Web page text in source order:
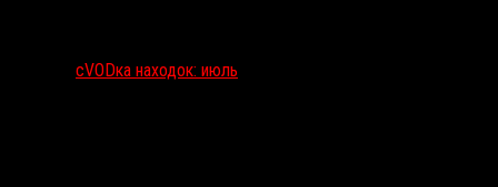
сVODка находок: июль